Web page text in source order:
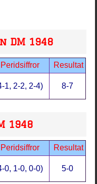
DM 1948
Peridsiffror Resultat
1, 2-2, 2-4) 8-7
1948
Peridsiffror Resultat
0, 1-0, 0-0) 5-0